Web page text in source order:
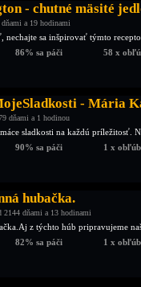
- chutné mäsité
dňami a 19 hodinami
nechajte sa inšpirovať týmto
86% sa páči 58 x
- Mária
dňami a 1 hodinou
sladkosti na každú príležitosť.
90% sa páči 1 x
hubačka.
2144 dňami a 13 hodinami
z týchto húb pripravujeme
82% sa páči 1 x